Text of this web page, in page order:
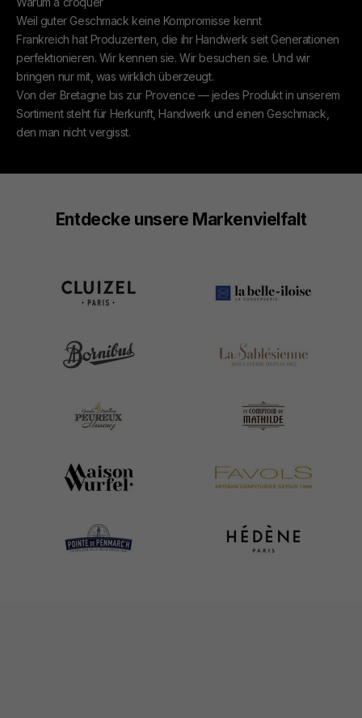
Weil guter Geschmack keine Kompromisse kennt
Frankreich hat Produzenten, die ihr Handwerk seit Generationen
perfektionieren. Wir kennen sie. Wir besuchen sie. Und wir
bringen nur mit, was wirklich überzeugt.
Von der Bretagne bis zur Provence — jedes Produkt in unserem
Sortiment steht für Herkunft, Handwerk und einen Geschmack,
den man nicht vergisst.
Entdecke unsere Markenvielfalt